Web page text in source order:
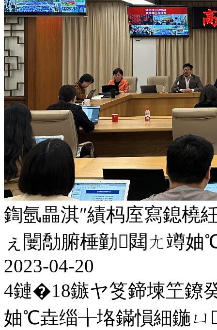
鍧氬畾淇″績杩庢寫鎴橈
ぇ闄勪腑棰勭閮ㄤ竴
2023-04-20
4鏈�18鏃ヤ笅鍗堜笁鐐
妯℃垚缁╁垎鏋愪細鍦ㄩ